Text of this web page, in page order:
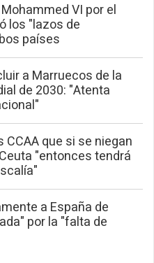
VI por el
los "lazos de
países
a Marruecos de la
de 2030: "Atenta
CCAA que si se niegan
"entonces tendrá
a España de
por la "falta de